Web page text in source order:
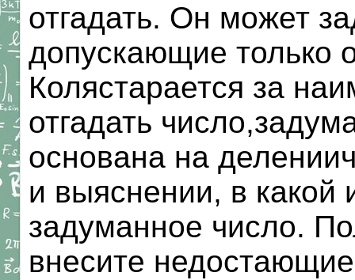
отгадать. Он может
допускающие только
Колястарается за
отгадать
основана на
и выяснении, в какой
задуманное число.
внесите